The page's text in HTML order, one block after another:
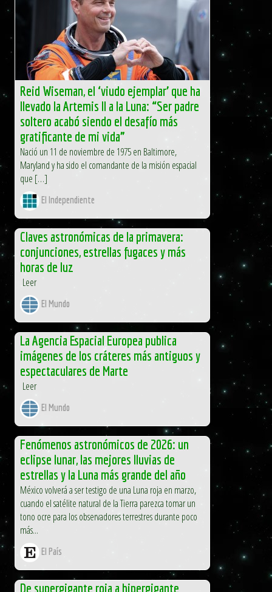
Reid Wiseman, el ‘viudo ejemplar’ que ha
llevado la Artemis II a la Luna: “Ser padre
soltero acabó siendo el desafío más
gratificante de mi vida”
Nació un 11 de noviembre de 1975 en Baltimore,
Maryland y ha sido el comandante de la misión espacial
que […]
El Independiente
Claves astronómicas de la primavera:
conjunciones, estrellas fugaces y más
horas de luz
Leer
El Mundo
La Agencia Espacial Europea publica
imágenes de los cráteres más antiguos y
espectaculares de Marte
Leer
El Mundo
Fenómenos astronómicos de 2026: un
eclipse lunar, las mejores lluvias de
estrellas y la Luna más grande del año
México volverá a ser testigo de una Luna roja en marzo,
cuando el satélite natural de la Tierra parezca tomar un
tono ocre para los observadores terrestres durante poco
más...
El País
De supergigante roja a hipergigante